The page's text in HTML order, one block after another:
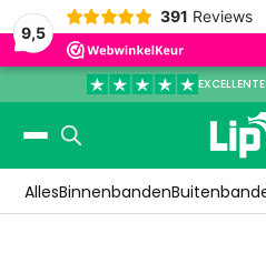
9,5
391 Reviews
Slide 3 of 3.
AllesBinnenbanden